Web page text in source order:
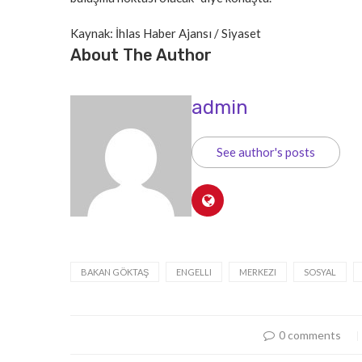
Kaynak: İhlas Haber Ajansı / Siyaset
About The Author
admin
See author's posts
BAKAN GÖKTAŞ ENGELLI MERKEZI SOSYAL
0 comments